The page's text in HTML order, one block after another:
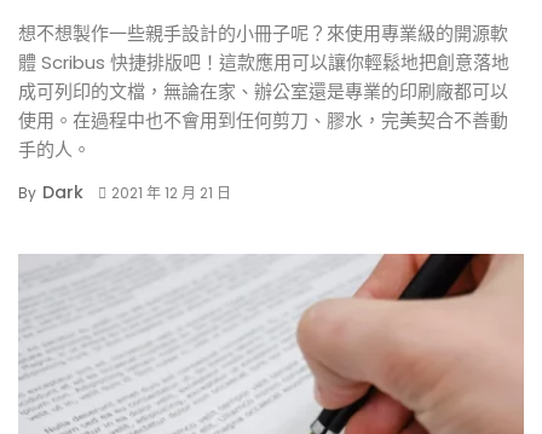
想不想製作一些親手設計的小冊子呢？來使用專業級的開源軟
體 Scribus 快捷排版吧！這款應用可以讓你輕鬆地把創意落地
成可列印的文檔，無論在家、辦公室還是專業的印刷廠都可以
使用。在過程中也不會用到任何剪刀、膠水，完美契合不善動
手的人。
By Dark 2021 年 12 月 21 日